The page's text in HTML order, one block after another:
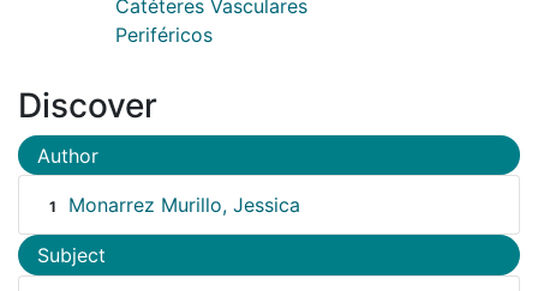
Catéteres Vasculares
Periféricos
Discover
Author
1 Monarrez Murillo, Jessica
Subject